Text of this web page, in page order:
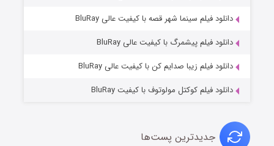
دانلود فیلم سینما شهر قصه با کیفیت عالی BluRay
دانلود فیلم پیشمرگ با کیفیت عالی BluRay
دانلود فیلم زیبا صدایم کن با کیفیت عالی BluRay
دانلود فیلم کوکتل مولوتوف با کیفیت BluRay
جدیدترین پست‌ها